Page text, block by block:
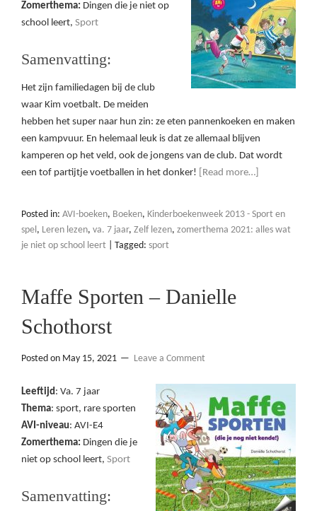
Zomerthema: Dingen die je niet op
school leert, Sport
Samenvatting:
Het zijn familiedagen bij de club
waar Kim voetbalt. De meiden
hebben het super naar hun zin: ze eten pannenkoeken en maken
een kampvuur. En helemaal leuk is dat ze allemaal blijven
kamperen op het veld, ook de jongens van de club. Dat wordt
een tof partijtje voetballen in het donker!
[Read more…]
Posted in: AVI-boeken, Boeken, Kinderboekenweek 2013 - Sport en
spel, Leren lezen, va. 7 jaar, Zelf lezen, zomerthema 2021: alles wat
je niet op school leert
Tagged: sport
Maffe Sporten – Danielle
Schothorst
Posted on May 15, 2021 Leave a Comment
Leeftijd: Va. 7 jaar
Thema: sport, rare sporten
AVI-niveau: AVI-E4
Zomerthema: Dingen die je
niet op school leert, Sport
Samenvatting: